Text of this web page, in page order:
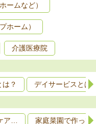
ームなど）
ホーム）
介護医療院
？ デイサービスとは
ア… 家庭菜園で作っ